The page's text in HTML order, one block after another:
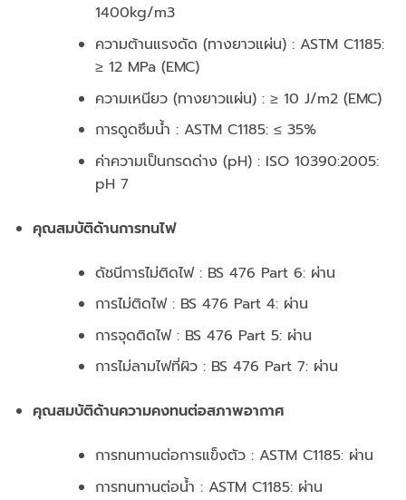
1400kg/m3
ความต้านแรงดัด (ทางยาวแผ่น) : ASTM C1185:
≥ 12 MPa (EMC)
ความเหนียว (ทางยาวแผ่น) : ≥ 10 J/m2 (EMC)
การดูดซึมน้ำ : ASTM C1185: ≤ 35%
ค่าความเป็นกรดด่าง (pH) : ISO 10390:2005:
pH 7
คุณสมบัติด้านการทนไฟ
ดัชนีการไม่ติดไฟ : BS 476 Part 6: ผ่าน
การไม่ติดไฟ : BS 476 Part 4: ผ่าน
การจุดติดไฟ : BS 476 Part 5: ผ่าน
การไม่ลามไฟที่ผิว : BS 476 Part 7: ผ่าน
คุณสมบัติด้านความคงทนต่อสภาพอากาศ
การทนทานต่อการแข็งตัว : ASTM C1185: ผ่าน
การทนทานต่อน้ำ : ASTM C1185: ผ่าน